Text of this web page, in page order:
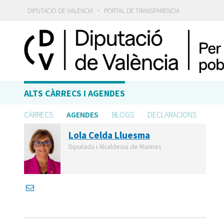
DIPUTACIÓ DE VALÈNCIA · PORTAL DE TRANSPARÈNCIA
ALTS CÀRRECS I AGENDES
CÀRRECS AGENDES BLOGS DECLARACIONS
Lola Celda Lluesma
Diputada i Alcaldessa de Marines